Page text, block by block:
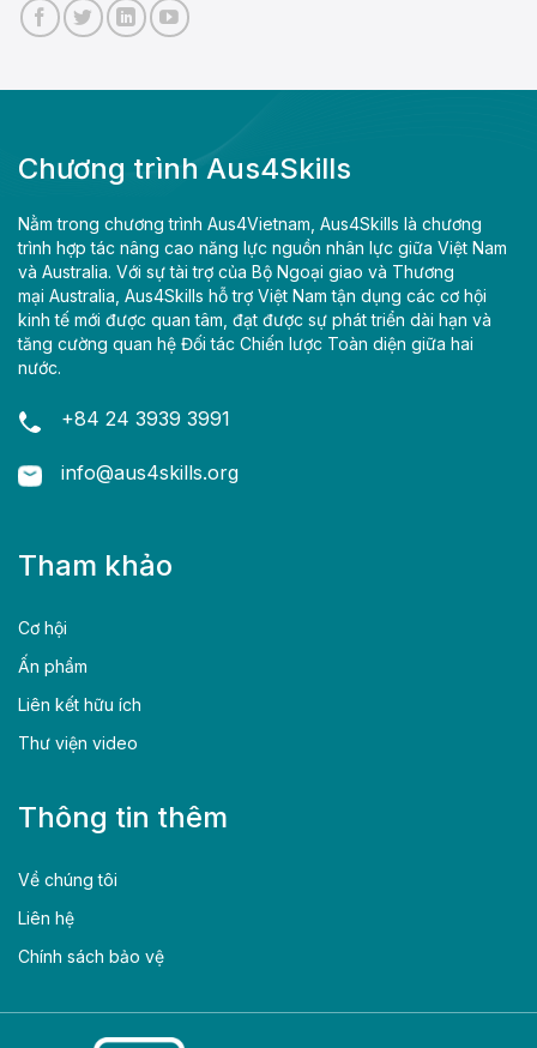
Chương trình Aus4Skills
Nằm trong chương trình Aus4Vietnam, Aus4Skills là chương
trình hợp tác nâng cao năng lực nguồn nhân lực giữa Việt Nam
và Australia. Với sự tài trợ của Bộ Ngoại giao và Thương
mại Australia, Aus4Skills hỗ trợ Việt Nam tận dụng các cơ hội
kinh tế mới được quan tâm, đạt được sự phát triển dài hạn và
tăng cường quan hệ Đối tác Chiến lược Toàn diện giữa hai
nước.
+84 24 3939 3991
info@aus4skills.org
Tham khảo
Cơ hội
Ấn phẩm
Liên kết hữu ích
Thư viện video
Thông tin thêm
Về chúng tôi
Liên hệ
Chính sách bảo vệ